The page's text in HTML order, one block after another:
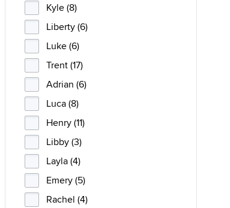
Kyle (8)
Liberty (6)
Luke (6)
Trent (17)
Adrian (6)
Luca (8)
Henry (11)
Libby (3)
Layla (4)
Emery (5)
Rachel (4)